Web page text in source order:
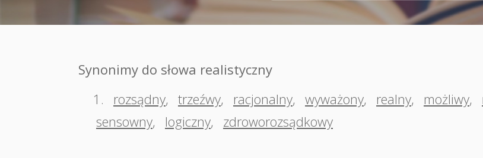
Synonimy do słowa realistyczny
1.
rozsądny, trzeźwy, racjonalny, wyważony, realny, możliwy,
sensowny, logiczny, zdroworozsądkowy